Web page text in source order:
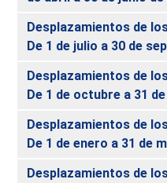
Desplazamientos de
De 1 de julio a 30 de
Desplazamientos de
De 1 de octubre a 31
Desplazamientos de
De 1 de enero a 31 de
Desplazamientos de